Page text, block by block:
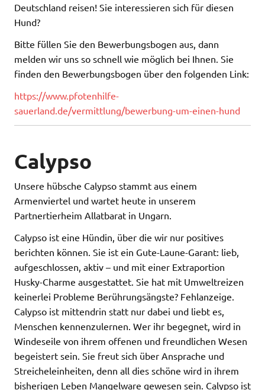
Deutschland reisen! Sie interessieren sich für diesen
Hund?
Bitte füllen Sie den Bewerbungsbogen aus, dann
melden wir uns so schnell wie möglich bei Ihnen. Sie
finden den Bewerbungsbogen über den folgenden Link:
https://www.pfotenhilfe-
sauerland.de/vermittlung/bewerbung-um-einen-hund
Calypso
Unsere hübsche Calypso stammt aus einem
Armenviertel und wartet heute in unserem
Partnertierheim Allatbarat in Ungarn.
Calypso ist eine Hündin, über die wir nur positives
berichten können. Sie ist ein Gute-Laune-Garant: lieb,
aufgeschlossen, aktiv – und mit einer Extraportion
Husky-Charme ausgestattet. Sie hat mit Umweltreizen
keinerlei Probleme Berührungsängste? Fehlanzeige.
Calypso ist mittendrin statt nur dabei und liebt es,
Menschen kennenzulernen. Wer ihr begegnet, wird in
Windeseile von ihrem offenen und freundlichen Wesen
begeistert sein. Sie freut sich über Ansprache und
Streicheleinheiten, denn all dies schöne wird in ihrem
bisherigen Leben Mangelware gewesen sein. Calypso ist